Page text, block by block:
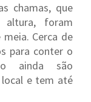
chamas, que
foram
Cerca de
para conter o
ainda são
local e tem até